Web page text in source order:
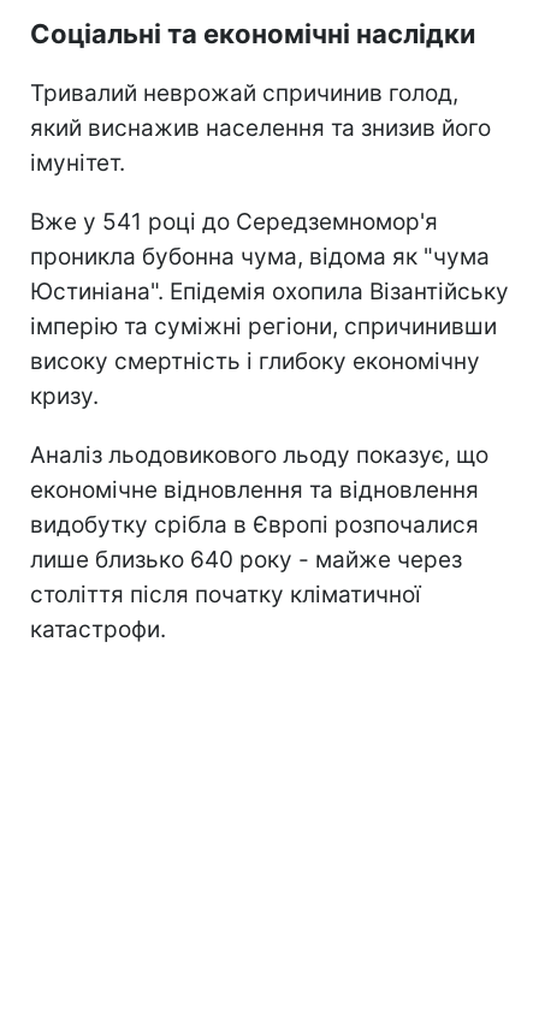
Соціальні та економічні наслідки
Тривалий неврожай спричинив голод,
який виснажив населення та знизив його
імунітет.
Вже у 541 році до Середземномор'я
проникла бубонна чума, відома як "чума
Юстиніана". Епідемія охопила Візантійську
імперію та суміжні регіони, спричинивши
високу смертність і глибоку економічну
кризу.
Аналіз льодовикового льоду показує, що
економічне відновлення та відновлення
видобутку срібла в Європі розпочалися
лише близько 640 року - майже через
століття після початку кліматичної
катастрофи.